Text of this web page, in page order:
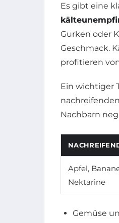
Es gibt eine
Gurken oder
Geschmack.
profitieren
Ein wichtiger
Nachbarn
Apfel,
Nektarine
Gemüse